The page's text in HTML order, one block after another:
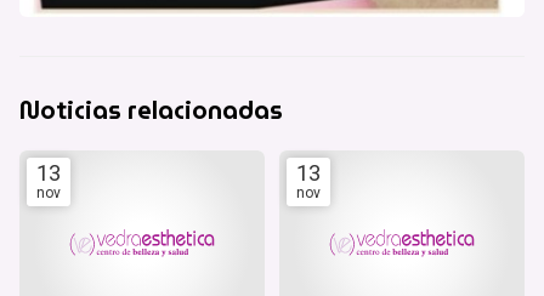
Noticias relacionadas
13
nov
13
nov